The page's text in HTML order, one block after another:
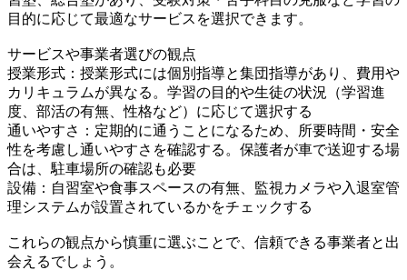
目的に応じて最適なサービスを選択できます。
サービスや事業者選びの観点
授業形式：授業形式には個別指導と集団指導があり、費用や
カリキュラムが異なる。学習の目的や生徒の状況（学習進
度、部活の有無、性格など）に応じて選択する
通いやすさ：定期的に通うことになるため、所要時間・安全
性を考慮し通いやすさを確認する。保護者が車で送迎する場
合は、駐車場所の確認も必要
設備：自習室や食事スペースの有無、監視カメラや入退室管
理システムが設置されているかをチェックする
これらの観点から慎重に選ぶことで、信頼できる事業者と出
会えるでしょう。